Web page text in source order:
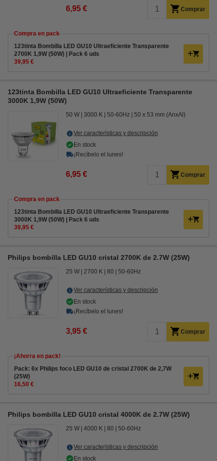
6,95 € Comprar
Compra en pack
123tinta Bombilla LED GU10 Ultraeficiente Transparente
2700K 1,9W (50W) | Pack 6 uds
39,95 €
123tinta Bombilla LED GU10 Ultraeficiente Transparente
3000K 1,9W (50W)
50 W 3000 K 50-60Hz 50 x 53 mm (AnxAl)
Ver características y descripción
En stock
¡Recíbelo el lunes!
6,95 € Comprar
Compra en pack
123tinta Bombilla LED GU10 Ultraeficiente Transparente
3000K 1,9W (50W) | Pack 6 uds
39,95 €
Philips bombilla LED GU10 cristal 2700K de 2.7W (25W)
25 W 2700 K 80 50-60Hz
Ver características y descripción
En stock
¡Recíbelo el lunes!
3,95 € Comprar
¡Ahorra en pack!
Pack: 6x Philips foco LED GU10 de cristal 2700K de 2,7W
(25W)
16,50 €
Philips bombilla LED GU10 cristal 4000K de 2.7W (25W)
25 W 4000 K 80 50-60Hz
Ver características y descripción
En stock